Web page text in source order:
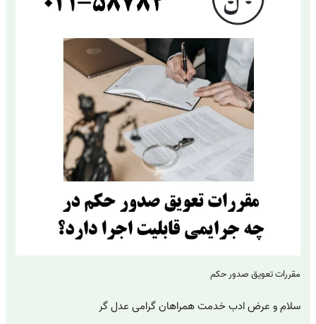
مقررات تعویق صدور حکم
سلام و عرض ادب خدمت همراهان گرامی عدل گر